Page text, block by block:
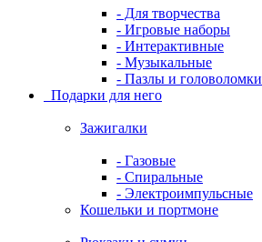
- Для творчества
- Игровые наборы
- Интерактивные
- Музыкальные
- Пазлы и головоломки
Подарки для него
Зажигалки
- Газовые
- Спиральные
- Электроимпульсные
Кошельки и портмоне